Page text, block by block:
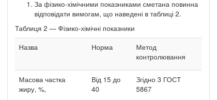
За фізико-хімічними показниками сметана повинна
відповідати вимогам, що наведені в таблиці 2.
Таблиця 2 — Фізико-хімічні показники
Назва
Норма
Метод
контролювання
Масова частка
жиру, %,
Від 15 до
40
Згідно 3 ГОСТ
5867